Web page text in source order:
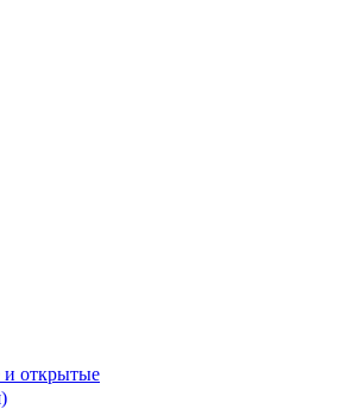
открытые